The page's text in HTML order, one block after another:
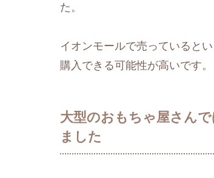
た。
イオンモールで売っていると
購入できる可能性が高いです。
大型のおもちゃ屋さん
ました